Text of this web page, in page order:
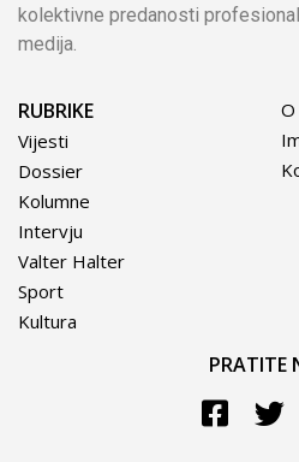
kolektivne predanosti
medija.
RUBRIKE
Vijesti
Dossier
Kolumne
Intervju
Valter Halter
Sport
Kultura
PRATITE